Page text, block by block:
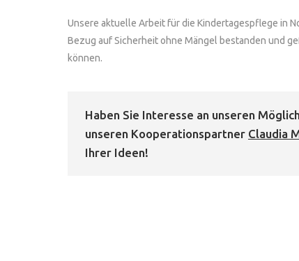
Unsere aktuelle Arbeit für die Kindertagespflege in
Bezug auf Sicherheit ohne Mängel bestanden und
können.
Haben Sie Interesse an unseren
unseren Kooperationspartner Claudia
Ihrer Ideen!